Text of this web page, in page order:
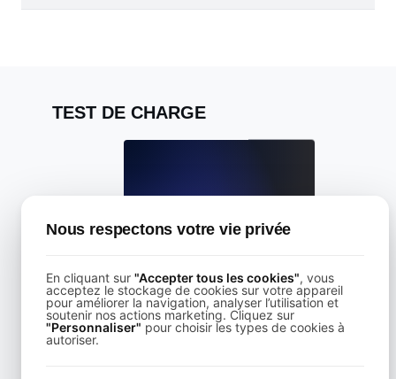
TEST DE CHARGE
Nous respectons votre vie privée
En cliquant sur "Accepter tous les cookies", vous
acceptez le stockage de cookies sur votre appareil
pour améliorer la navigation, analyser l’utilisation et
soutenir nos actions marketing. Cliquez sur
"Personnaliser" pour choisir les types de cookies à
autoriser.